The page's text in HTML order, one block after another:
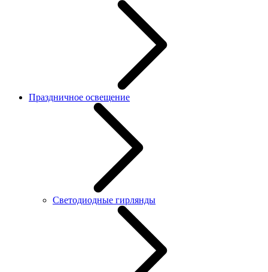
Праздничное освещение
Светодиодные гирлянды